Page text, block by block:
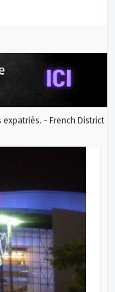
- French District